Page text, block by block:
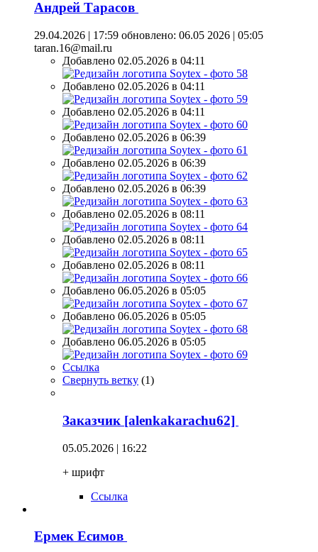
Андрей Тарасов
29.04.2026 | 17:59 обновлено: 06.05 2026 | 05:05
taran.16@mail.ru
Добавлено 02.05.2026 в 04:11
Добавлено 02.05.2026 в 04:11
Добавлено 02.05.2026 в 04:11
Добавлено 02.05.2026 в 06:39
Добавлено 02.05.2026 в 06:39
Добавлено 02.05.2026 в 06:39
Добавлено 02.05.2026 в 08:11
Добавлено 02.05.2026 в 08:11
Добавлено 02.05.2026 в 08:11
Добавлено 06.05.2026 в 05:05
Добавлено 06.05.2026 в 05:05
Добавлено 06.05.2026 в 05:05
Ссылка
Свернуть ветку (1)
Заказчик [alenkakarachu62]
05.05.2026 | 16:22
+ шрифт
Ссылка
Ермек Есимов